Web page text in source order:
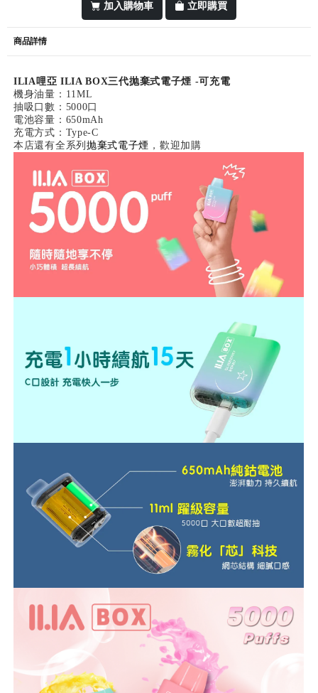
加入購物車 立即購買
商品詳情
ILIA哩亞 ILIA BOX三代抛棄式電子煙 -可充電
機身油量：11ML
抽吸口數：5000口
電池容量：650mAh
充電方式：Type-C
本店還有全系列 抛棄式電子煙 ，歡迎加購